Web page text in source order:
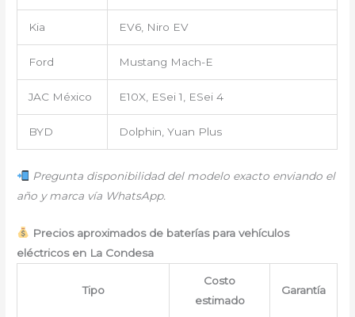
Kia EV6, Niro EV
Ford Mustang Mach-E
JAC México E10X, ESei 1, ESei 4
BYD Dolphin, Yuan Plus
Pregunta disponibilidad del modelo exacto enviando el
año y marca vía WhatsApp.
Precios aproximados de baterías para vehículos
eléctricos en La Condesa
Tipo
Costo
estimado
Garantía